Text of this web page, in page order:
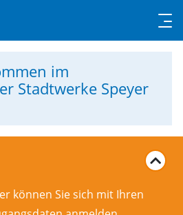
im
Stadtwerke Speyer
können Sie sich mit Ihren